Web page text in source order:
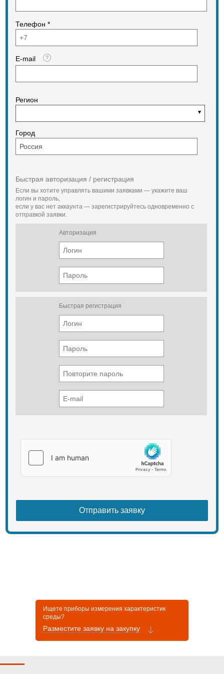
Телефон *
E-mail
Регион
Город
Быстрая авторизация / регистрация
Если вы хотите управлять вашими заявками — укажите ваш
логин и пароль,
если у вас нет аккаунта — зарегистрируйтесь одновременно с
отправкой заявки.
Авторизация
Быстрая регистрация
Ищете приборы измерения характеристик
среды?
Разместите заявку на закупку